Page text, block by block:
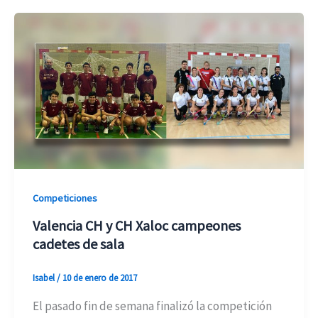
Competiciones
Valencia CH y CH Xaloc campeones
cadetes de sala
Isabel/ 10 de enero de 2017
El pasado fin de semana finalizó la competición